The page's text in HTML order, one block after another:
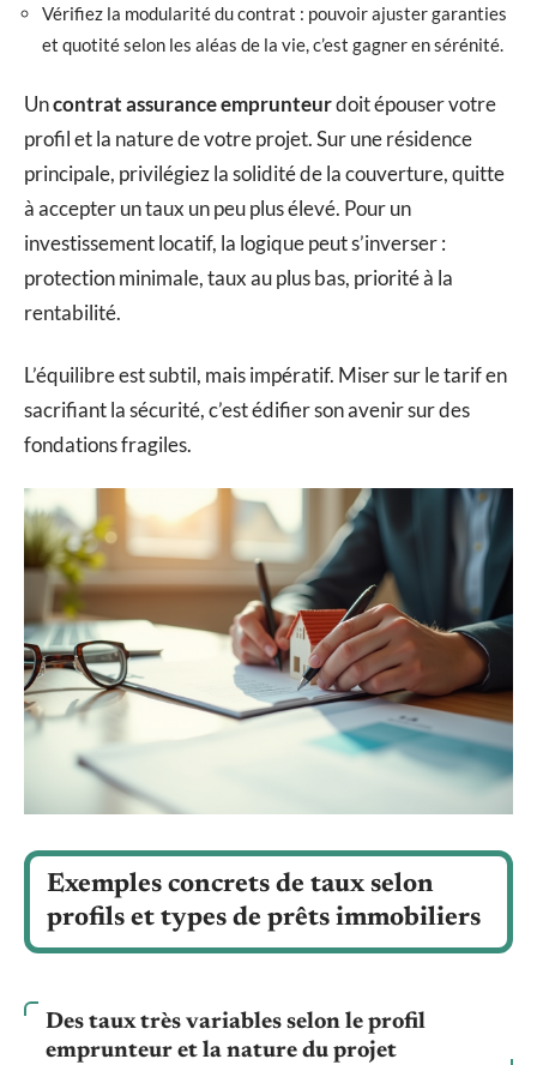
Vérifiez la modularité du contrat : pouvoir ajuster garanties
et quotité selon les aléas de la vie, c’est gagner en sérénité.
Uncontrat assurance emprunteurdoit épouser votre
profil et la nature de votre projet. Sur une résidence
principale, privilégiez la solidité de la couverture, quitte
à accepter un taux un peu plus élevé. Pour un
investissement locatif, la logique peut s’inverser :
protection minimale, taux au plus bas, priorité à la
rentabilité.
L’équilibre est subtil, mais impératif. Miser sur le tarif en
sacrifiant la sécurité, c’est édifier son avenir sur des
fondations fragiles.
Exemples concrets de taux selon
profils et types de prêts immobiliers
Des taux très variables selon le profil
emprunteur et la nature du projet